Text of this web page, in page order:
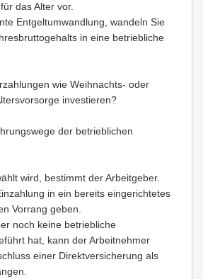
das Alter vor.
Entgeltumwandlung, wandeln Sie
in eine betriebliche
wie Weihnachts- oder
investieren?
der betrieblichen
wird, bestimmt der Arbeitgeber.
in ein bereits eingerichtetes
Vorrang geben.
noch keine betriebliche
hat, kann der Arbeitnehmer
einer Direktversicherung als